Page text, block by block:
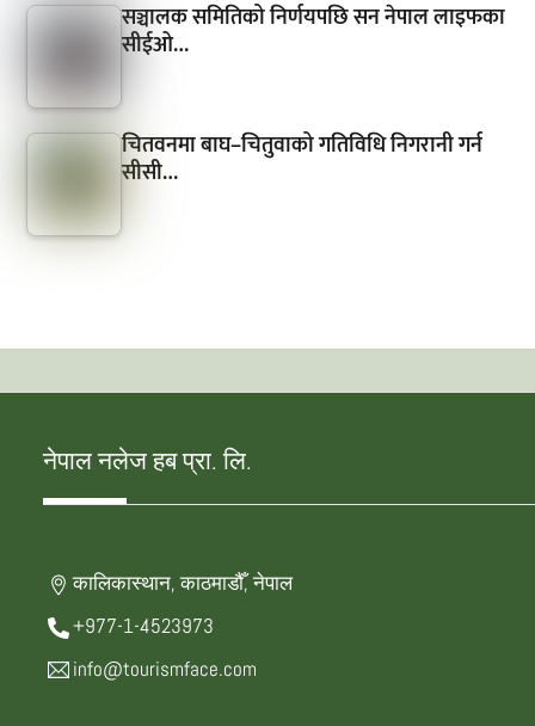
सञ्चालक समितिको निर्णयपछि सन नेपाल लाइफका
सीईओ…
चितवनमा बाघ–चितुवाको गतिविधि निगरानी गर्न
सीसी…
नेपाल नलेज हब प्रा. लि.
कालिकास्थान, काठमाडौँ, नेपाल
+977-1-4523973
info@tourismface.com